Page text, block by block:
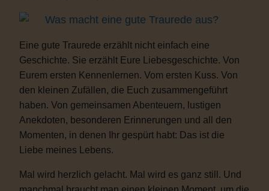
Was macht eine gute Traurede aus?
Eine gute Traurede erzählt nicht einfach eine
Geschichte. Sie erzählt Eure Liebesgeschichte. Von
Eurem ersten Kennenlernen. Vom ersten Kuss. Von
den kleinen Zufällen, die Euch zusammengeführt
haben. Von gemeinsamen Abenteuern, lustigen
Anekdoten, besonderen Erinnerungen und all den
Momenten, in denen Ihr gespürt habt: Das ist die
Liebe meines Lebens.
Mal wird herzlich gelacht. Mal wird es ganz still. Und